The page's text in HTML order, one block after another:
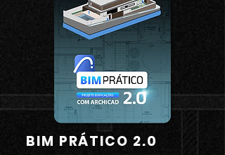
BIM PRÁTICO 2.0